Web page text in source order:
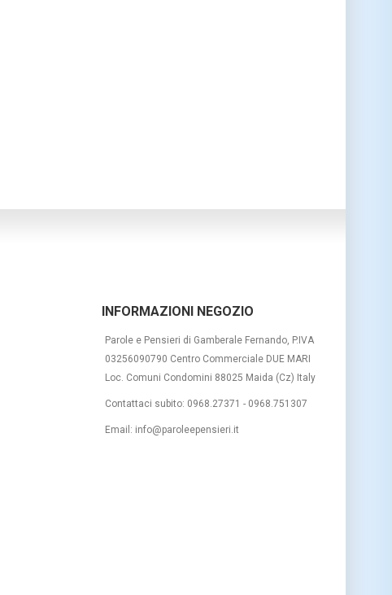
INFORMAZIONI NEGOZIO
Parole e Pensieri di Gamberale Fernando, P.IVA
03256090790 Centro Commerciale DUE MARI
Loc. Comuni Condomini 88025 Maida (Cz) Italy
Contattaci subito: 0968.27371 - 0968.751307
Email: info@paroleepensieri.it